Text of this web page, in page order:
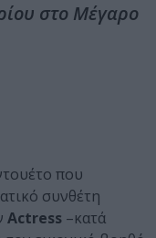
στο Μέγαρο
που
συνθέτη
Actress –κατά